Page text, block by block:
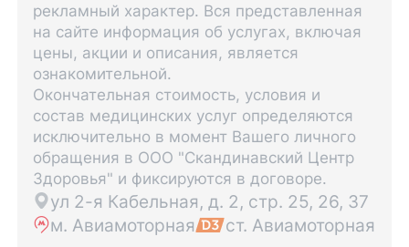
рекламный характер. Вся представленная
на сайте информация об услугах, включая
цены, акции и описания, является
ознакомительной.
Окончательная стоимость, условия и
состав медицинских услуг определяются
исключительно в момент Вашего личного
обращения в ООО "Скандинавский Центр
Здоровья" и фиксируются в договоре.
ул 2-я Кабельная, д. 2, стр. 25, 26, 37
м. Авиамоторная
ст. Авиамоторная